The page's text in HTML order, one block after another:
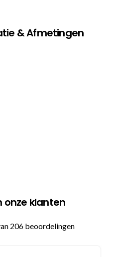
& Afmetingen
onze klanten
206 beoordelingen